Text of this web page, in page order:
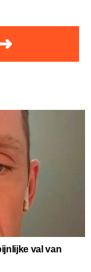
val van